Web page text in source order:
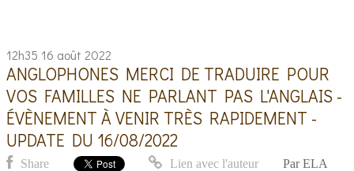
12h35 16 août 2022
ANGLOPHONES MERCI DE TRADUIRE POUR
VOS FAMILLES NE PARLANT PAS L'ANGLAIS -
ÉVÈNEMENT À VENIR TRÈS RAPIDEMENT -
UPDATE DU 16/08/2022
Share Lien avec l'auteur Par ELA